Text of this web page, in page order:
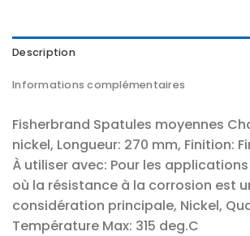
Description
Informations complémentaires
Fisherbrand Spatules moyennes
nickel, Longueur: 270 mm, Finition:
À utiliser avec: Pour les
où la résistance à la corrosion est
considération principale, Nickel,
Température Max: 315 deg.C